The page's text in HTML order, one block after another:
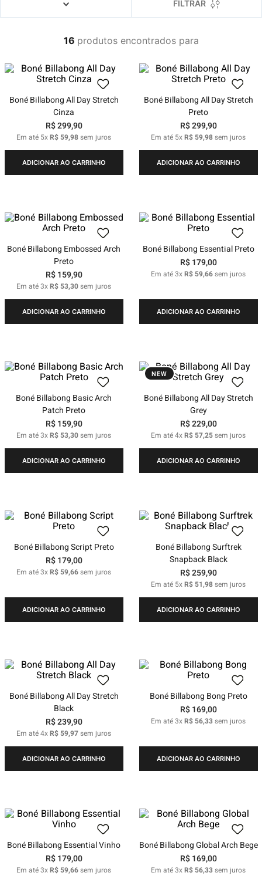
FILTRAR
16 produtos
Boné Billabong All Day Stretch
Cinza
R$299,90
Em até 5xR$ 59,98sem juros
ADICIONAR AO CARRINHO
Boné Billabong All Day Stretch
Preto
R$299,90
Em até 5xR$ 59,98sem juros
ADICIONAR AO CARRINHO
Boné Billabong Embossed Arch
Preto
R$ 159,90
Em até3xR$ 53,30sem juros
ADICIONAR AO CARRINHO
Boné Billabong Essential Preto
R$ 179,00
Em até3xR$ 59,66sem juros
ADICIONAR AO CARRINHO
Boné Billabong Basic Arch
Patch Preto
R$ 159,90
Em até3xR$ 53,30sem juros
ADICIONAR AO CARRINHO
NEW
Boné Billabong All Day Stretch
Grey
R$229,00
Em até4xR$ 57,25sem juros
ADICIONAR AO CARRINHO
Boné Billabong Script Preto
R$ 179,00
Em até3xR$ 59,66sem juros
ADICIONAR AO CARRINHO
Boné Billabong Surftrek
Snapback Black
R$259,90
Em até 5xR$ 51,98sem juros
ADICIONAR AO CARRINHO
Boné Billabong All Day Stretch
Black
R$239,90
Em até4xR$ 59,97sem juros
ADICIONAR AO CARRINHO
Boné Billabong Bong Preto
R$ 169,00
Em até3xR$ 56,33sem juros
ADICIONAR AO CARRINHO
Boné Billabong Essential Vinho
R$ 179,00
Em até3xR$ 59,66sem juros
Boné Billabong Global Arch Bege
R$ 169,00
Em até3xR$ 56,33sem juros
bermuda
7º
jaqueta
carteira
9º
mochila
biquini